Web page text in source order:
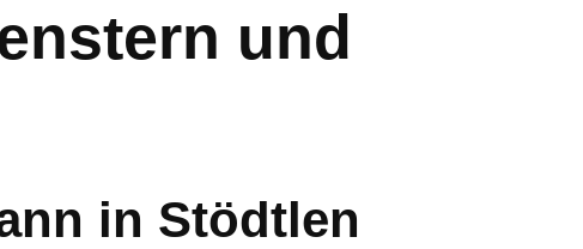
und
in Stödtlen